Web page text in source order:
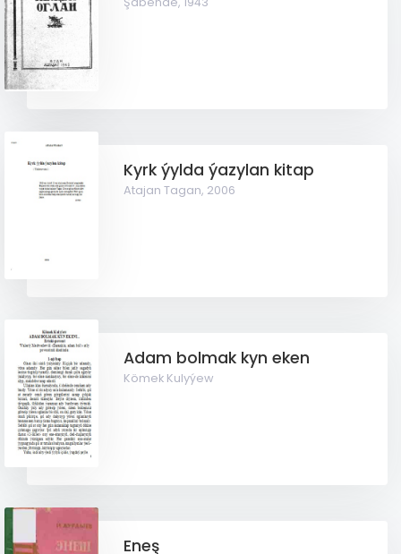
Kyrk ýylda ýazylan kitap
Atajan Tagan, 2006
Adam bolmak kyn eken
Kömek Kulyýew
Eneş